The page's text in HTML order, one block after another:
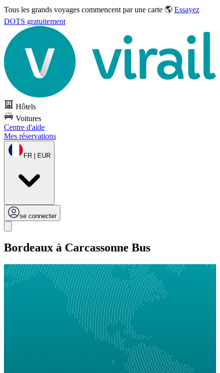
Tous les grands voyages commencent par une carte 🌎 Essayez
DOTS gratuitement
Hôtels
Voitures
Centre d'aide
Mes réservations
FR | EUR
se connecter
Bordeaux à Carcassonne Bus